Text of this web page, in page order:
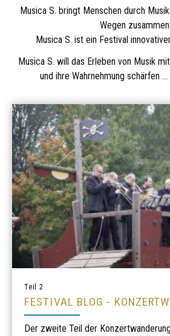
Musica S. bringt Menschen durch
Wegen zusammen.
Musica S. ist ein Festival
Musica S. will das Erleben von Musik
und ihre Wahrnehmung schärfen ...
Teil 2
FESTIVAL BLOG -
Der zweite Teil der